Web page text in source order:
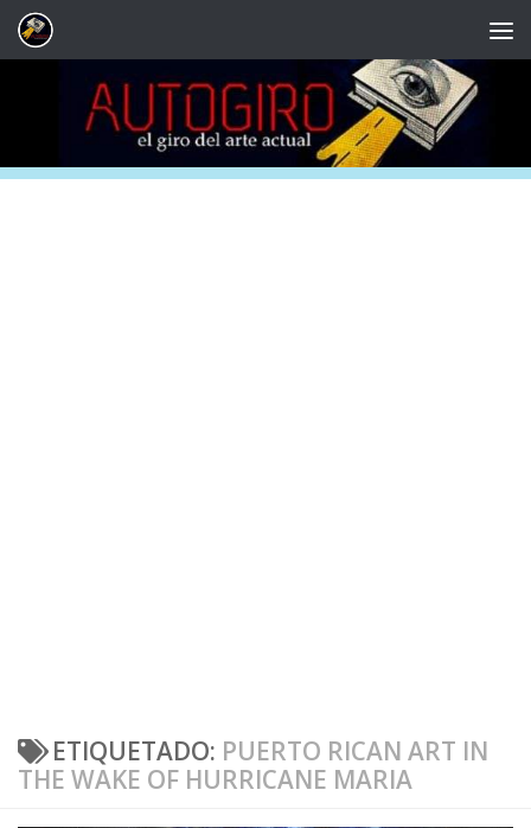
Saltar al contenido
ETIQUETADO: PUERTO RICAN ART IN
THE WAKE OF HURRICANE MARIA